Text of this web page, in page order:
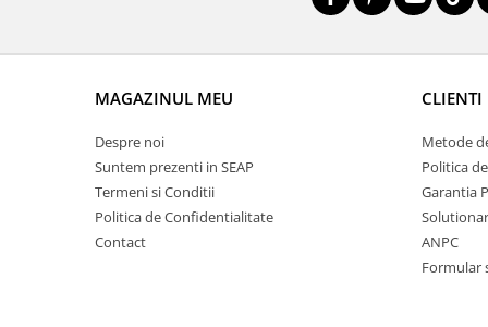
MAGAZINUL MEU
Despre noi
Suntem prezenti in SEAP
Termeni si Conditii
Politica de Confidentialitate
Contact
CLIENTI
Metode
Politica
Garantia
ANPC
Formular